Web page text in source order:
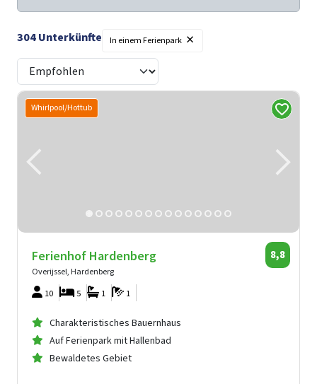
304Unterkünfte In einem Ferienpark ×
Whirlpool/Hottub
Ferienhof Hardenberg
Overijssel, Hardenberg
8,8
10 1
1
5
Charakteristisches Bauernhaus
Auf Ferienpark mit Hallenbad
Bewaldetes Gebiet